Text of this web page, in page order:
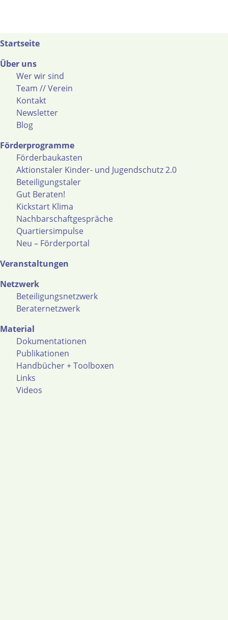
Startseite
Über uns
Wer wir sind
Team // Verein
Kontakt
Newsletter
Blog
Förderprogramme
Förderbaukasten
Aktionstaler Kinder- und Jugendschutz 2.0
Beteiligungstaler
Gut Beraten!
Kickstart Klima
Nachbarschaftgespräche
Quartiersimpulse
Neu – Förderportal
Veranstaltungen
Netzwerk
Beteiligungsnetzwerk
Beraternetzwerk
Material
Dokumentationen
Publikationen
Handbücher + Toolboxen
Links
Videos